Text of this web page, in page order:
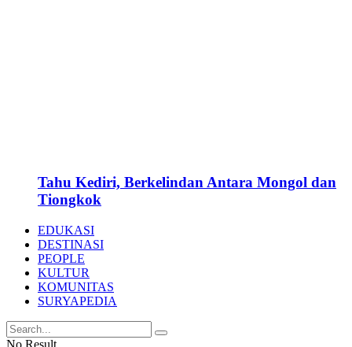
Tahu Kediri, Berkelindan Antara Mongol dan
Tiongkok
EDUKASI
DESTINASI
PEOPLE
KULTUR
KOMUNITAS
SURYAPEDIA
No Result